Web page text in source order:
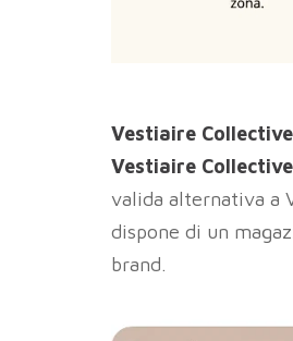
Vestiaire
Vestiaire Collective
valida alternativa a
dispone di un
brand.